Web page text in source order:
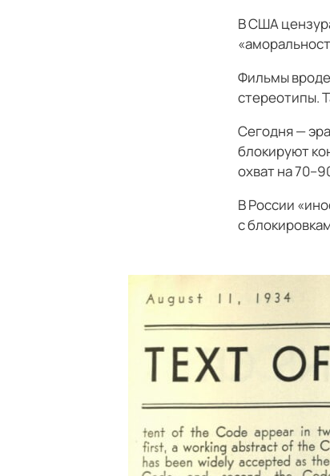
В США
Фильмы
стереотипы.
Сегодня —
блокируют
охват на
В России
с